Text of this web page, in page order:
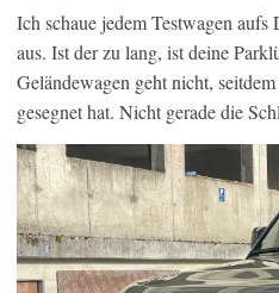
Ich schaue jedem Testwagen
aus. Ist der zu lang, ist deine
Geländewagen geht nicht,
gesegnet hat. Nicht gerade die